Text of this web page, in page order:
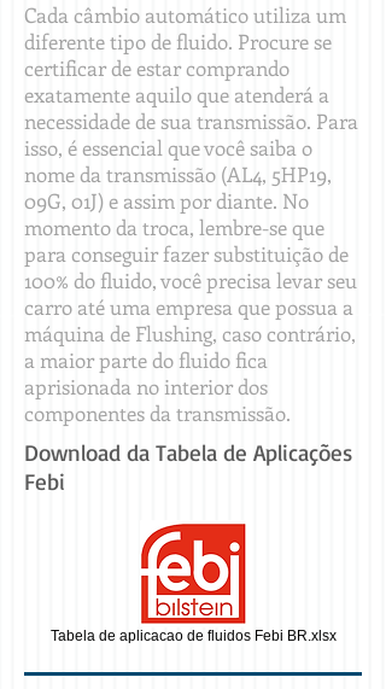
Cada câmbio automático utiliza um
diferente tipo de fluido. Procure se
certificar de estar comprando
exatamente aquilo que atenderá a
necessidade de sua transmissão. Para
isso, é essencial que você saiba o
nome da transmissão (AL4, 5HP19,
09G, 01J) e assim por diante. No
momento da troca, lembre-se que
para conseguir fazer substituição de
100% do fluido, você precisa levar seu
carro até uma empresa que possua a
máquina de Flushing, caso contrário,
a maior parte do fluido fica
aprisionada no interior dos
componentes da transmissão.
Download da Tabela de Aplicações
Febi
Tabela de aplicacao de fluidos Febi BR.xlsx